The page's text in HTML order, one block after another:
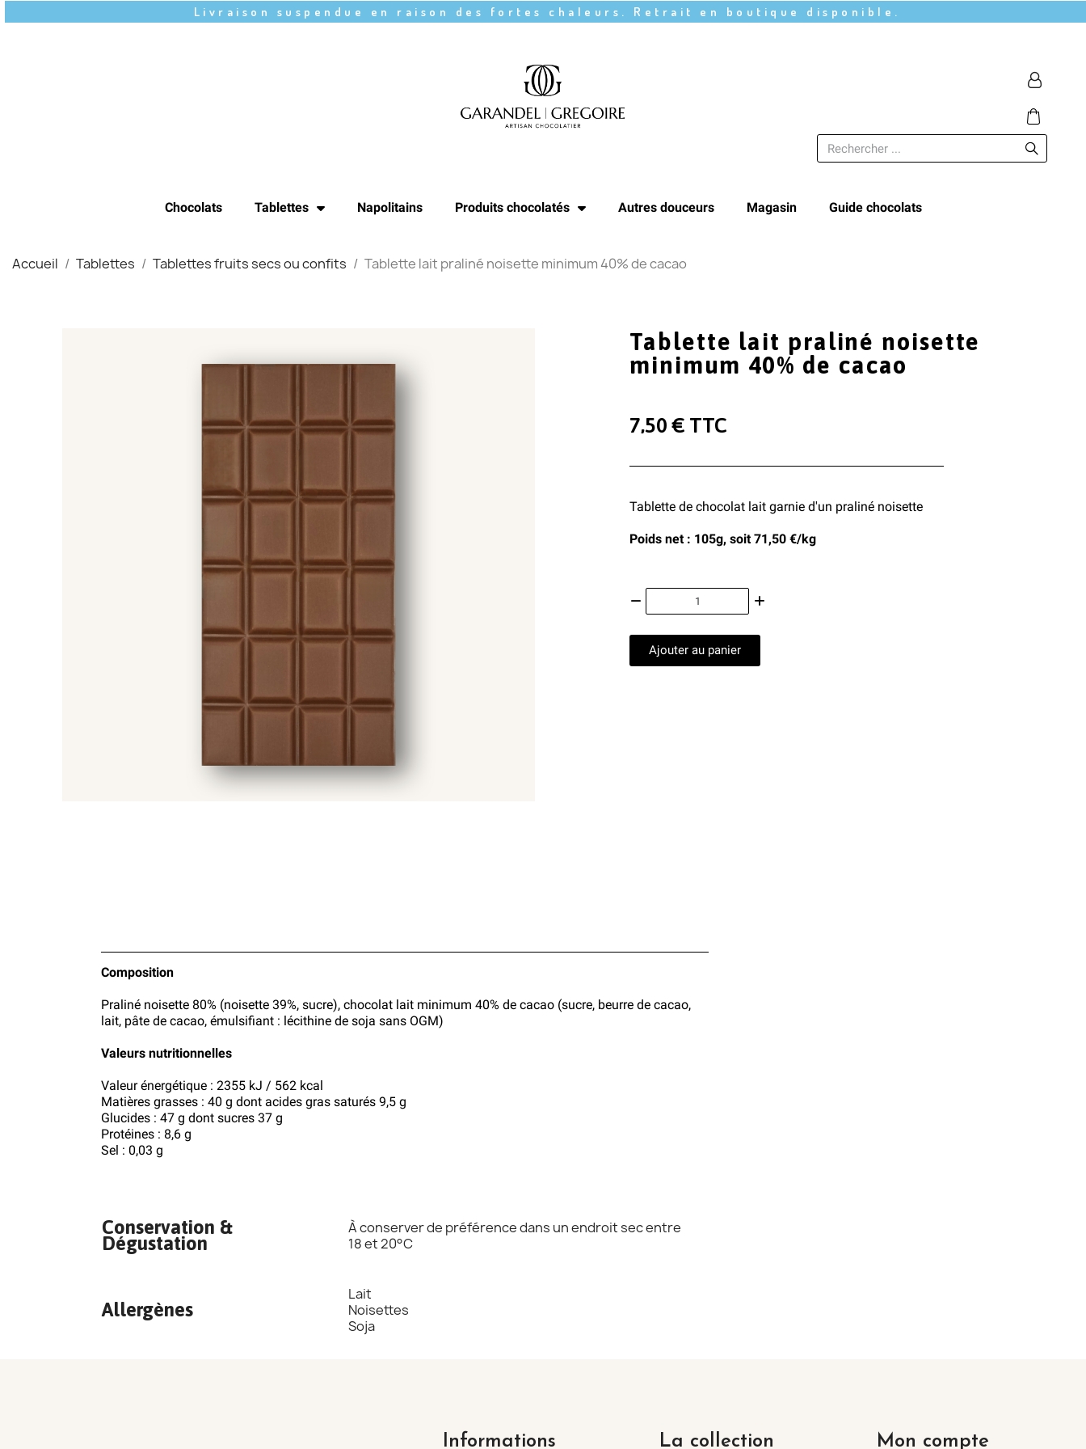
Livraison suspendue en raison des fortes chaleurs. Retrait en boutique disponible.
Chocolats Tablettes Napolitains Produits chocolatés Autres douceurs Magasin Guide chocolats
Accueil Tablettes Tablettes fruits secs ou confits Tablette lait praliné noisette minimum 40% de cacao
Tablette lait praliné noisette
minimum 40% de cacao
7,50 € TTC
Tablette de chocolat lait garnie d'un praliné noisette
Poids net : 105g, soit 71,50 €/kg
Ajouter au panier
Composition
Praliné noisette 80% (noisette 39%, sucre), chocolat lait minimum 40% de cacao (sucre, beurre de cacao,
lait, pâte de cacao, émulsifiant : lécithine de soja sans OGM)
Valeurs nutritionnelles
Valeur énergétique : 2355 kJ / 562 kcal
Matières grasses : 40 g dont acides gras saturés 9,5 g
Glucides : 47 g dont sucres 37 g
Protéines : 8,6 g
Sel : 0,03 g
Conservation &
Dégustation
À conserver de préférence dans un endroit sec entre
18 et 20°C
Allergènes
Lait
Noisettes
Soja
Informations La collection Mon compte